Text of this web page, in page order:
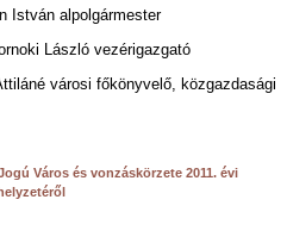
alpolgármester
László vezérigazgató
főkönyvelő, közgazdasági
Város és vonzáskörzete 2011. évi